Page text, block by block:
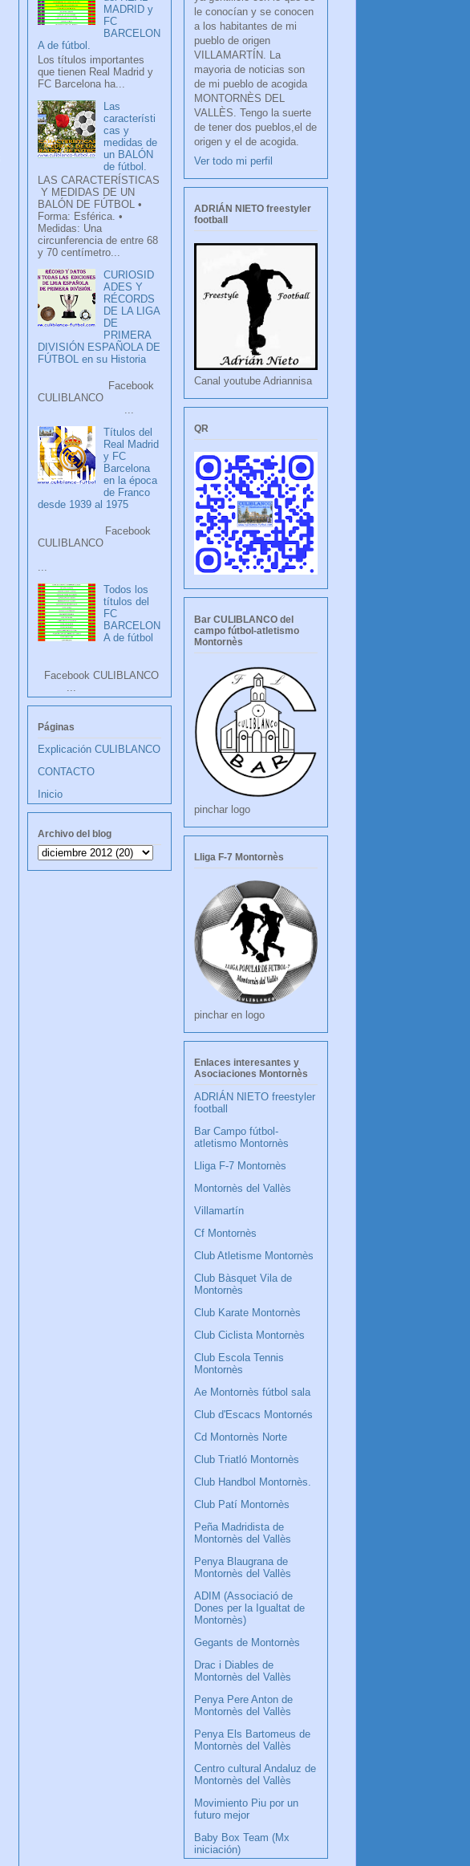
MADRID y
FC
BARCELON
A de fútbol.
Los títulos importantes
que tienen Real Madrid y
FC Barcelona ha...
Las
característi
cas y
medidas de
un BALÓN
de fútbol.
LAS CARACTERÍSTICAS
Y MEDIDAS DE UN
BALÓN DE FÚTBOL •
Forma: Esférica. •
Medidas: Una
circunferencia de entre 68
y 70 centímetro...
CURIOSID
ADES Y
RÉCORDS
DE LA LIGA
DE
PRIMERA
DIVISIÓN ESPAÑOLA DE
FÚTBOL en su Historia
Facebook
CULIBLANCO
...
Títulos del
Real Madrid
y FC
Barcelona
en la época
de Franco
desde 1939 al 1975
Facebook
CULIBLANCO
Todos los
títulos del
FC
BARCELON
A de fútbol
Facebook CULIBLANCO
...
Páginas
Explicación CULIBLANCO
CONTACTO
Inicio
Archivo del blog
le conocían y se conocen
a los habitantes de mi
pueblo de origen
VILLAMARTÍN. La
mayoria de noticias son
de mi pueblo de acogida
MONTORNÈS DEL
VALLÈS. Tengo la suerte
de tener dos pueblos,el de
origen y el de acogida.
Ver todo mi perfil
ADRIÁN NIETO freestyler
football
Canal youtube Adriannisa
QR
Bar CULIBLANCO del
campo fútbol-atletismo
Montornès
pinchar logo
Lliga F-7 Montornès
pinchar en logo
Enlaces interesantes y
Asociaciones Montornès
ADRIÁN NIETO freestyler
football
Bar Campo fútbol-
atletismo Montornès
Lliga F-7 Montornès
Montornès del Vallès
Villamartín
Cf Montornès
Club Atletisme Montornès
Club Bàsquet Vila de
Montornès
Club Karate Montornès
Club Ciclista Montornès
Club Escola Tennis
Montornès
Ae Montornès fútbol sala
Club d'Escacs Montornés
Cd Montornès Norte
Club Triatló Montornès
Club Handbol Montornès.
Club Patí Montornès
Peña Madridista de
Montornès del Vallès
Penya Blaugrana de
Montornès del Vallès
ADIM (Associació de
Dones per la Igualtat de
Montornès)
Gegants de Montornès
Drac i Diables de
Montornès del Vallès
Penya Pere Anton de
Montornès del Vallès
Penya Els Bartomeus de
Montornès del Vallès
Centro cultural Andaluz de
Montornès del Vallès
Movimiento Piu por un
futuro mejor
Baby Box Team (Mx
iniciación)